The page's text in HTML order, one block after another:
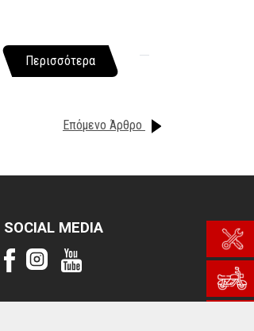
Περισσότερα
Επόμενο Άρθρο
SOCIAL MEDIA